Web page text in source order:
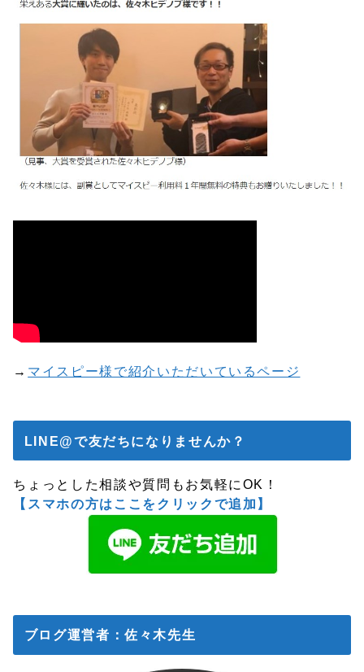
→ マイスピー様で紹介いただいているページ
LINE@で友だちになりませんか？
ちょっとした相談や質問もお気軽にOK！
【スマホの方はここをクリックで追加】
ブログ運営者：佐々木先生